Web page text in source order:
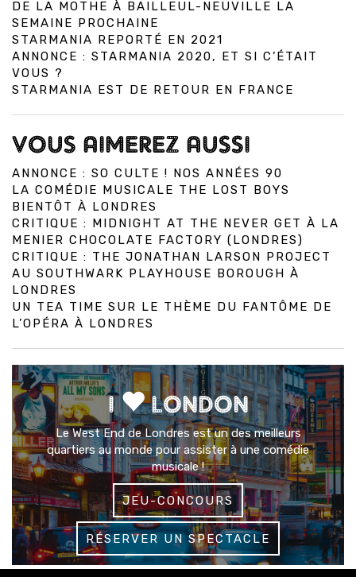
DE LA MOTHE À BAILLEUL-NEUVILLE LA
SEMAINE PROCHAINE
STARMANIA REPORTÉ EN 2021
ANNONCE : STARMANIA 2020, ET SI C’ÉTAIT
VOUS ?
STARMANIA EST DE RETOUR EN FRANCE
VOUS AIMEREZ AUSSI
ANNONCE : SO CULTE ! NOS ANNÉES 90
LA COMÉDIE MUSICALE THE LOST BOYS
BIENTÔT À LONDRES
CRITIQUE : MIDNIGHT AT THE NEVER GET À LA
MENIER CHOCOLATE FACTORY (LONDRES)
CRITIQUE : THE JONATHAN LARSON PROJECT
AU SOUTHWARK PLAYHOUSE BOROUGH À
LONDRES
UN TEA TIME SUR LE THÈME DU FANTÔME DE
L’OPÉRA À LONDRES
I LONDON
Le West End de Londres est un des meilleurs
quartiers au monde pour assister à une comédie
musicale !
JEU-CONCOURS
RÉSERVER UN SPECTACLE